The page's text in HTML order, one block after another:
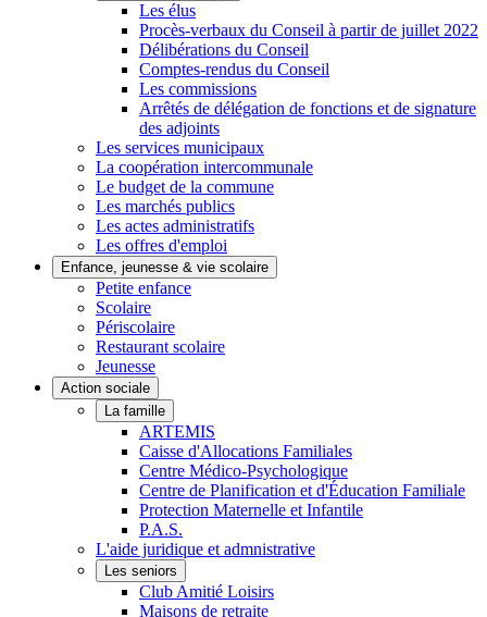
Les élus
Procès-verbaux du Conseil à partir de juillet 2022
Délibérations du Conseil
Comptes-rendus du Conseil
Les commissions
Arrêtés de délégation de fonctions et de signature
des adjoints
Les services municipaux
La coopération intercommunale
Le budget de la commune
Les marchés publics
Les actes administratifs
Les offres d'emploi
Enfance, jeunesse & vie scolaire
Petite enfance
Scolaire
Périscolaire
Restaurant scolaire
Jeunesse
Action sociale
La famille
ARTEMIS
Caisse d'Allocations Familiales
Centre Médico-Psychologique
Centre de Planification et d'Éducation Familiale
Protection Maternelle et Infantile
P.A.S.
L'aide juridique et admnistrative
Les seniors
Club Amitié Loisirs
Maisons de retraite